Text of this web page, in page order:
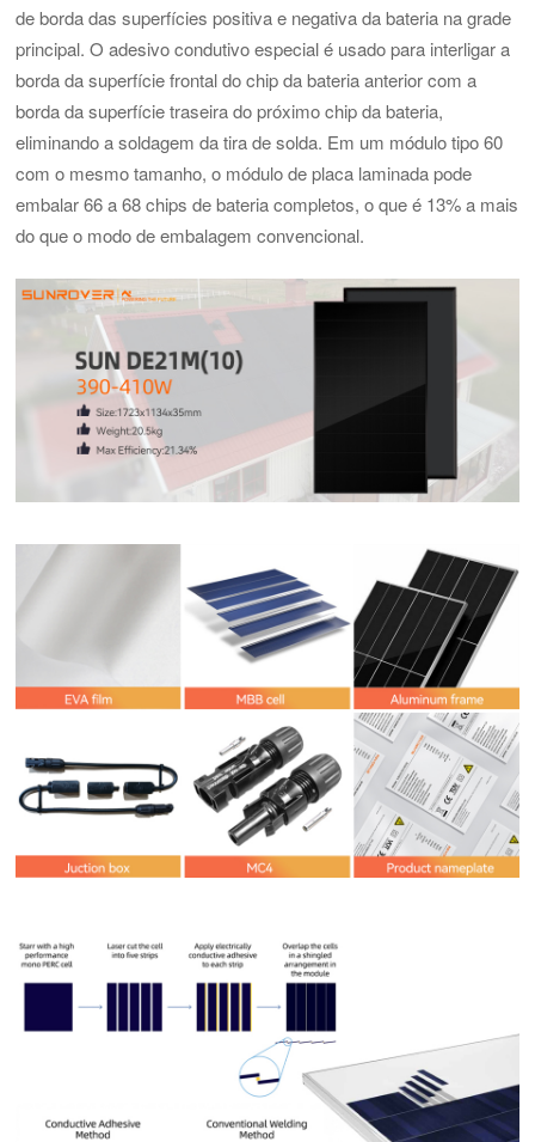
de borda das superfícies positiva e negativa da bateria na grade
principal. O adesivo condutivo especial é usado para interligar a
borda da superfície frontal do chip da bateria anterior com a
borda da superfície traseira do próximo chip da bateria,
eliminando a soldagem da tira de solda. Em um módulo tipo 60
com o mesmo tamanho, o módulo de placa laminada pode
embalar 66 a 68 chips de bateria completos, o que é 13% a mais
do que o modo de embalagem convencional.